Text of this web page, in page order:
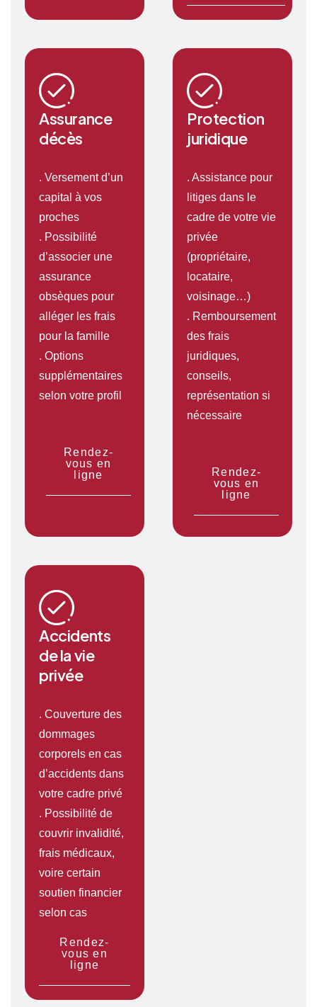
Assurance
décès
. Versement d’un
capital à vos
proches
. Possibilité
d’associer une
assurance
obsèques pour
alléger les frais
pour la famille
. Options
supplémentaires
selon votre profil
Rendez-
vous en
ligne
Protection
juridique
. Assistance pour
litiges dans le
cadre de votre vie
privée
(propriétaire,
locataire,
voisinage…)
. Remboursement
des frais
juridiques,
conseils,
représentation si
nécessaire
Rendez-
vous en
ligne
Accidents
de la vie
privée
. Couverture des
dommages
corporels en cas
d’accidents dans
votre cadre privé
. Possibilité de
couvrir invalidité,
frais médicaux,
voire certain
soutien financier
selon cas
Rendez-
vous en
ligne